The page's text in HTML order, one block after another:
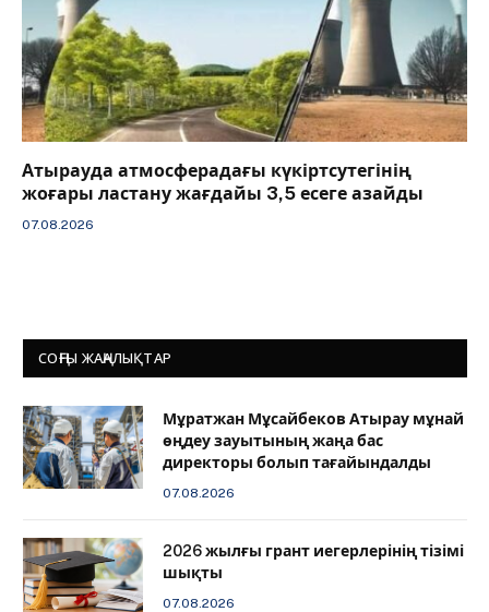
Атырауда атмосферадағы күкіртсутегінің
жоғары ластану жағдайы 3,5 есеге азайды
07.08.2026
СОҢҒЫ ЖАҢАЛЫҚТАР
Мұратжан Мұсайбеков Атырау мұнай
өңдеу зауытының жаңа бас
директоры болып тағайындалды
07.08.2026
2026 жылғы грант иегерлерінің тізімі
шықты
07.08.2026